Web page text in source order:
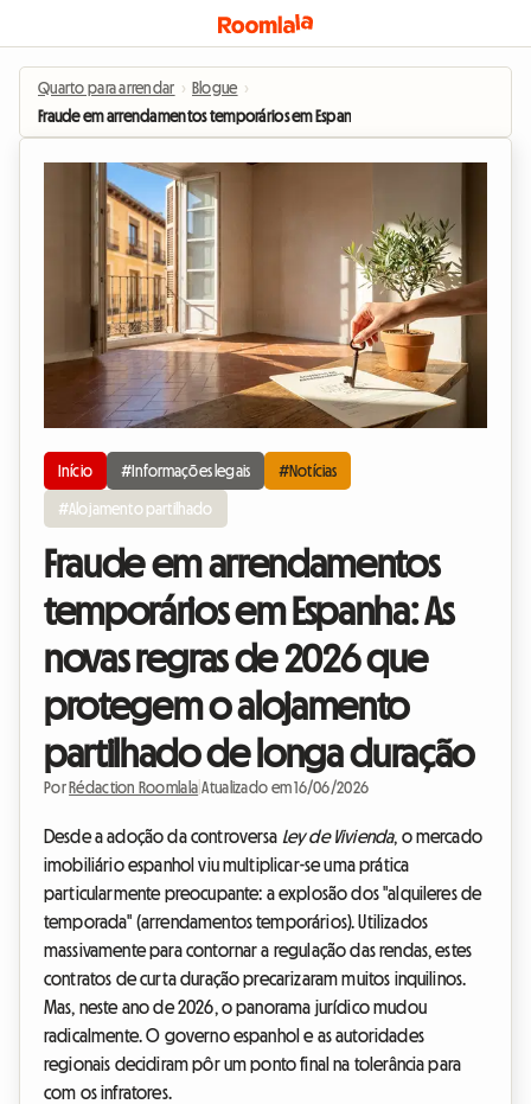
Quarto para arrendar › Blogue ›
Fraude em arrendamentos temporários em Espanha: As novas regras de
Início #Informações legais #Notícias
#Alojamento partilhado
Fraude em arrendamentos
temporários em Espanha: As
novas regras de 2026 que
protegem o alojamento
partilhado de longa duração
Por Rédaction Roomlala |Atualizado em 16/06/2026
Desde a adoção da controversa Ley de Vivienda, o mercado
imobiliário espanhol viu multiplicar-se uma prática
particularmente preocupante: a explosão dos "alquileres de
temporada" (arrendamentos temporários). Utilizados
massivamente para contornar a regulação das rendas, estes
contratos de curta duração precarizaram muitos inquilinos.
Mas, neste ano de 2026, o panorama jurídico mudou
radicalmente. O governo espanhol e as autoridades
regionais decidiram pôr um ponto final na tolerância para
com os infratores.